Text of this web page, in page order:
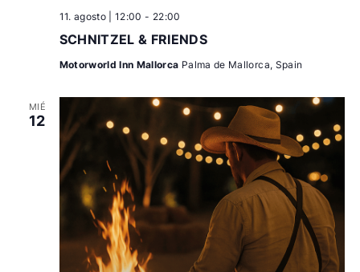
SCHNITZEL & FRIENDS
11. agosto | 12:00 - 22:00
Motorworld Inn Mallorca Palma de Mallorca, Spain
MIÉ
12